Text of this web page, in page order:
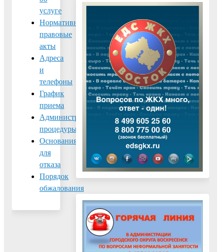
услуге
Нормативно-
правовые
акты
Адреса
и
телефоны
График
приема
Административные
процедуры
Основания
для
отказа
Порядок
обжалования